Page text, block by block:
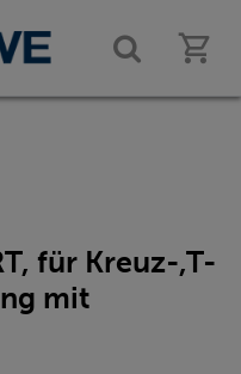
für Kreuz-,T-
mit